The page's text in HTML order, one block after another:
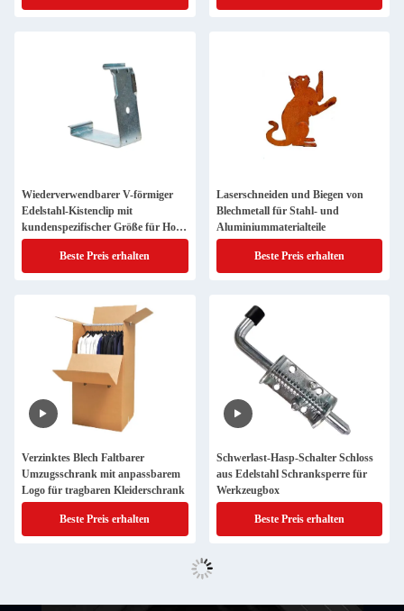
Wiederverwendbarer V-förmiger
Edelstahl-Kistenclip mit
kundenspezifischer Größe für Holz-
Boxspring-Halterung
Beste Preis erhalten
Laserschneiden und Biegen von
Blechmetall für Stahl- und
Aluminiummaterialteile
Beste Preis erhalten
Verzinktes Blech Faltbarer
Umzugsschrank mit anpassbarem
Logo für tragbaren Kleiderschrank
Beste Preis erhalten
Schwerlast-Hasp-Schalter Schloss
aus Edelstahl Schranksperre für
Werkzeugbox
Beste Preis erhalten